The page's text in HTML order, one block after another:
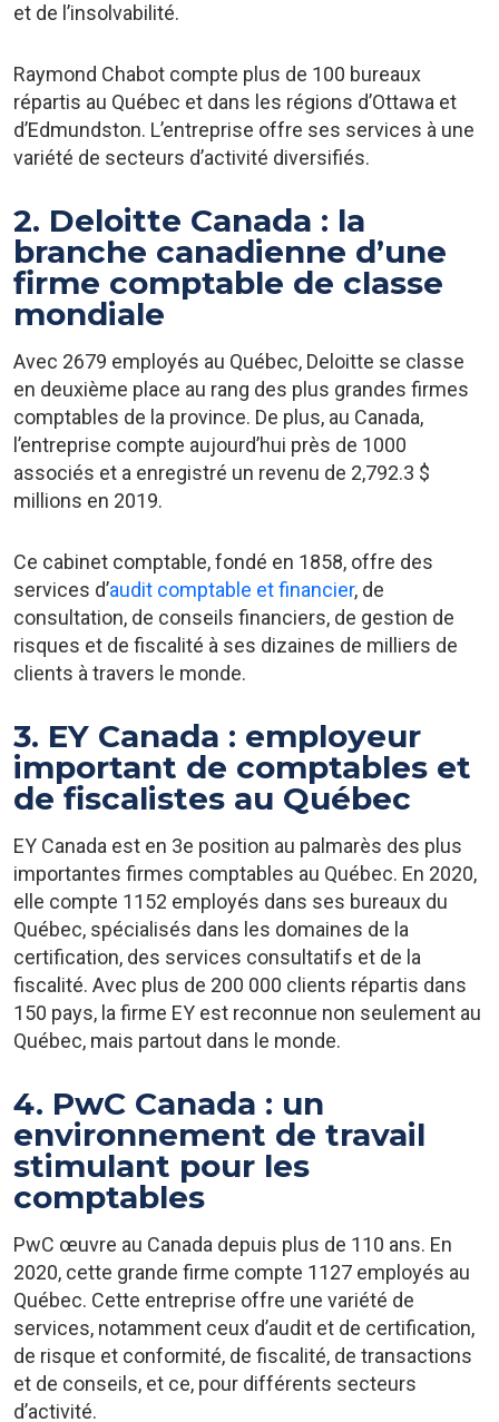
et de l’insolvabilité.
Raymond Chabot compte plus de 100 bureaux
répartis au Québec et dans les régions d’Ottawa et
d’Edmundston. L’entreprise offre ses services à une
variété de secteurs d’activité diversifiés.
2. Deloitte Canada : la
branche canadienne d’une
firme comptable de classe
mondiale
Avec 2679 employés au Québec, Deloitte se classe
en deuxième place au rang des plus grandes firmes
comptables de la province. De plus, au Canada,
l’entreprise compte aujourd’hui près de 1000
associés et a enregistré un revenu de 2,792.3 $
millions en 2019.
Ce cabinet comptable, fondé en 1858, offre des
services d’audit comptable et financier, de
consultation, de conseils financiers, de gestion de
risques et de fiscalité à ses dizaines de milliers de
clients à travers le monde.
3. EY Canada : employeur
important de comptables et
de fiscalistes au Québec
EY Canada est en 3e position au palmarès des plus
importantes firmes comptables au Québec. En 2020,
elle compte 1152 employés dans ses bureaux du
Québec, spécialisés dans les domaines de la
certification, des services consultatifs et de la
fiscalité. Avec plus de 200 000 clients répartis dans
150 pays, la firme EY est reconnue non seulement au
Québec, mais partout dans le monde.
4. PwC Canada : un
environnement de travail
stimulant pour les
comptables
PwC œuvre au Canada depuis plus de 110 ans. En
2020, cette grande firme compte 1127 employés au
Québec. Cette entreprise offre une variété de
services, notamment ceux d’audit et de certification,
de risque et conformité, de fiscalité, de transactions
et de conseils, et ce, pour différents secteurs
d’activité.